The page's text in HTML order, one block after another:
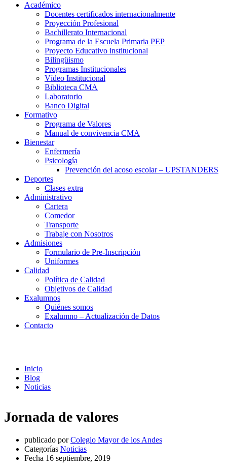
Académico
Docentes certificados internacionalmente
Proyección Profesional
Bachillerato Internacional
Programa de la Escuela Primaria PEP
Proyecto Educativo institucional
Bilingüismo
Programas Institucionales
Vídeo Institucional
Biblioteca CMA
Laboratorio
Banco Digital
Formativo
Programa de Valores
Manual de convivencia CMA
Bienestar
Enfermería
Psicología
Prevención del acoso escolar – UPSTANDERS
Deportes
Clases extra
Administrativo
Cartera
Comedor
Transporte
Trabaje con Nosotros
Admisiones
Formulario de Pre-Inscripción
Uniformes
Calidad
Política de Calidad
Objetivos de Calidad
Exalumnos
Quiénes somos
Exalumno – Actualización de Datos
Contacto
Inicio
Blog
Noticias
Jornada de valores
publicado por Colegio Mayor de los Andes
Categorías Noticias
Fecha 16 septiembre, 2019